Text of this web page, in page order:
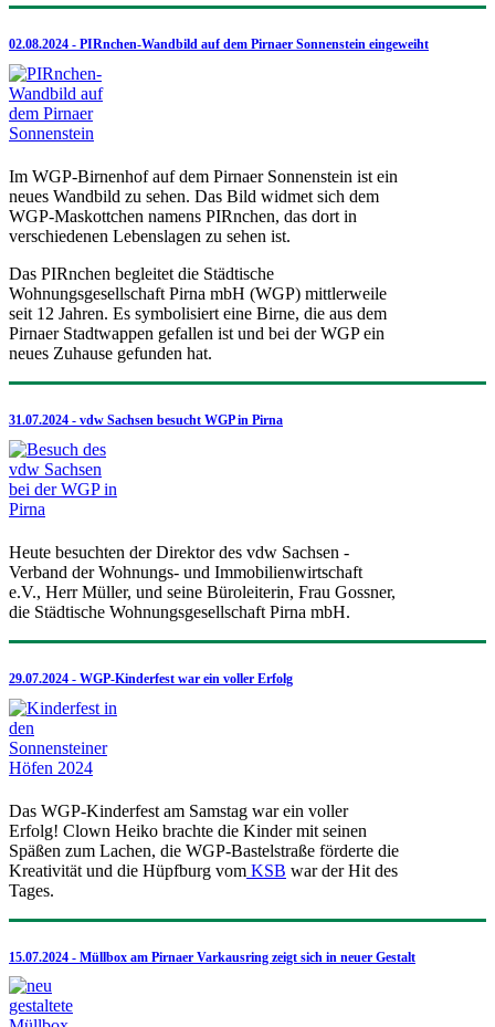
02.08.2024 - PIRnchen-Wandbild auf dem Pirnaer Sonnenstein eingeweiht
Im WGP-Birnenhof auf dem Pirnaer Sonnenstein ist ein
neues Wandbild zu sehen. Das Bild widmet sich dem
WGP-Maskottchen namens PIRnchen, das dort in
verschiedenen Lebenslagen zu sehen ist.
Das PIRnchen begleitet die Städtische
Wohnungsgesellschaft Pirna mbH (WGP) mittlerweile
seit 12 Jahren. Es symbolisiert eine Birne, die aus dem
Pirnaer Stadtwappen gefallen ist und bei der WGP ein
neues Zuhause gefunden hat.
31.07.2024 - vdw Sachsen besucht WGP in Pirna
Heute besuchten der Direktor des vdw Sachsen -
Verband der Wohnungs- und Immobilienwirtschaft
e.V., Herr Müller, und seine Büroleiterin, Frau Gossner,
die Städtische Wohnungsgesellschaft Pirna mbH.
29.07.2024 - WGP-Kinderfest war ein voller Erfolg
Das WGP-Kinderfest am Samstag war ein voller
Erfolg! Clown Heiko brachte die Kinder mit seinen
Späßen zum Lachen, die WGP-Bastelstraße förderte die
Kreativität und die Hüpfburg vom KSB war der Hit des
Tages.
15.07.2024 - Müllbox am Pirnaer Varkausring zeigt sich in neuer Gestalt